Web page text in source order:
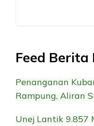
Feed Berita
Penanganan
Rampung, Aliran
Unej Lantik 9.857